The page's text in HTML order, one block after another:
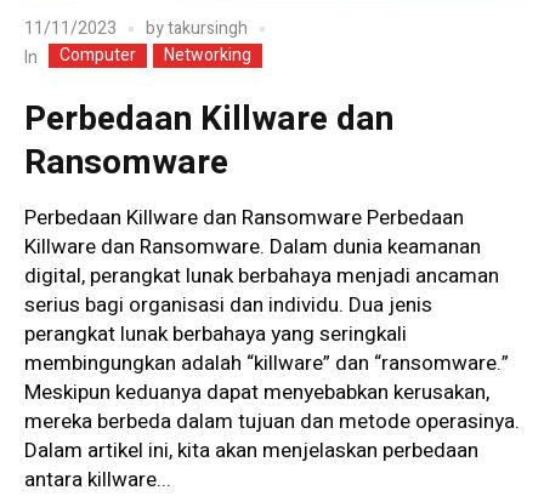
11/11/2023 bytakursingh
In
Computer Networking
Perbedaan Killware dan
Ransomware
Perbedaan Killware dan Ransomware Perbedaan
Killware dan Ransomware. Dalam dunia keamanan
digital, perangkat lunak berbahaya menjadi ancaman
serius bagi organisasi dan individu. Dua jenis
perangkat lunak berbahaya yang seringkali
membingungkan adalah “killware” dan “ransomware.”
Meskipun keduanya dapat menyebabkan kerusakan,
mereka berbeda dalam tujuan dan metode operasinya.
Dalam artikel ini, kita akan menjelaskan perbedaan
antara killware...